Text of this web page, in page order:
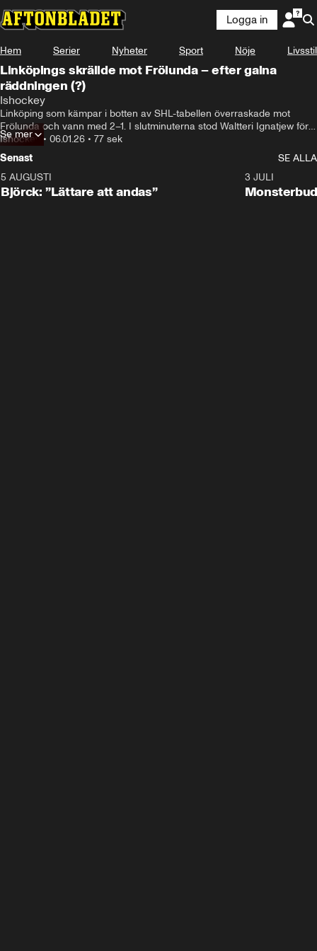
Logga in
Hem Serier Nyheter Sport Nöje Livsstil
Linköpings skrällde mot Frölunda – efter galna
räddningen (?)
Ishockey
Linköping som kämpar i botten av SHL-tabellen överraskade mot
Frölunda och vann med 2–1. I slutminuterna stod Waltteri Ignatjew för
en galen räddning som räddade segern för Linköping – men var
pucken i mål eller int?
Ishockey• 06.01.26 • 77 sek
Se mer
Senast
SE ALLA
5 AUGUSTI
Björck: ”Lättare att andas”
3 JULI